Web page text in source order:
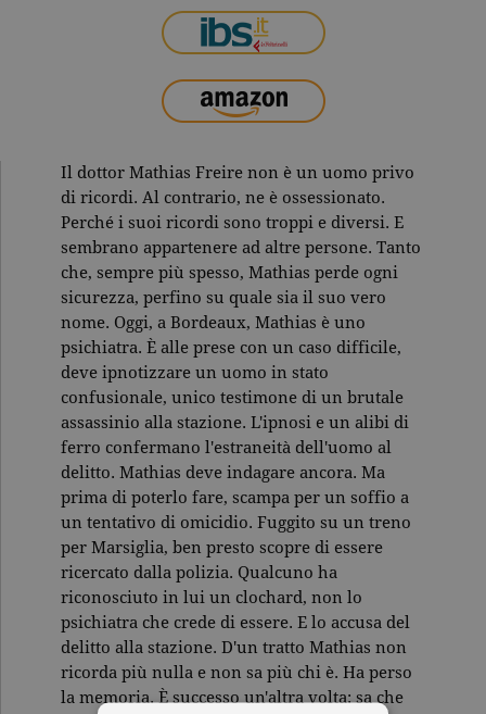
Il dottor Mathias Freire non è un uomo privo
di ricordi. Al contrario, ne è ossessionato.
Perché i suoi ricordi sono troppi e diversi. E
sembrano appartenere ad altre persone. Tanto
che, sempre più spesso, Mathias perde ogni
sicurezza, perfino su quale sia il suo vero
nome. Oggi, a Bordeaux, Mathias è uno
psichiatra. È alle prese con un caso difficile,
deve ipnotizzare un uomo in stato
confusionale, unico testimone di un brutale
assassinio alla stazione. L'ipnosi e un alibi di
ferro confermano l'estraneità dell'uomo al
delitto. Mathias deve indagare ancora. Ma
prima di poterlo fare, scampa per un soffio a
un tentativo di omicidio. Fuggito su un treno
per Marsiglia, ben presto scopre di essere
ricercato dalla polizia. Qualcuno ha
riconosciuto in lui un clochard, non lo
psichiatra che crede di essere. E lo accusa del
delitto alla stazione. D'un tratto Mathias non
ricorda più nulla e non sa più chi è. Ha perso
la memoria. È successo un'altra volta: sa che